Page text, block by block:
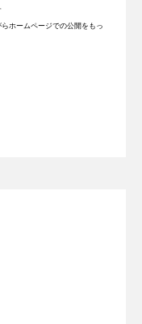
ホームページでの公開をもっ